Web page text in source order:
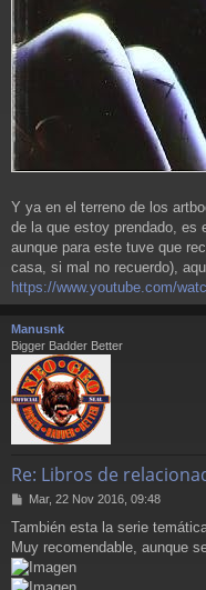
Y ya en el terreno de los
de la que estoy prendado, es
aunque para este tuve que
casa, si mal no recuerdo),
https://www.youtube.com/
Manusnk
Bigger Badder Better
Re: Libros de
M
n
s
a
j
Mar, 22 Nov 2016, 09:48
También esta la serie
Muy recomendable, aunque